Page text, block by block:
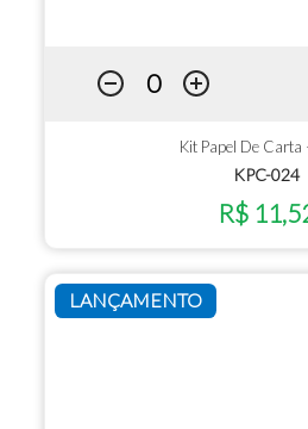
Kit Papel De Carta
KPC-024
R$
LANÇAMENTO